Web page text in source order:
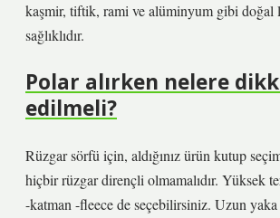
kaşmir, tiftik, rami ve alüminyum gibi doğal
sağlıklıdır.
Polar alırken nelere
edilmeli?
Rüzgar sörfü için, aldığınız ürün kutup
hiçbir rüzgar dirençli olmamalıdır. Yüksek
-katman -fleece de seçebilirsiniz. Uzun